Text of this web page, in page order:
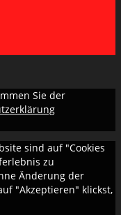
Sie der
sind auf "Cookies
zu
Änderung der
"Akzeptieren" klickst,